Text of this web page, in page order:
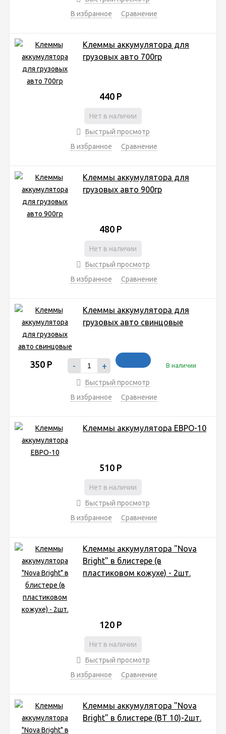
В избранное
Сравнение
Клеммы аккумулятора для
грузовых авто 700гр
440 Р
Нет в наличии
Быстрый просмотр
В избранное
Сравнение
Клеммы аккумулятора для
грузовых авто 900гр
480 Р
Нет в наличии
Быстрый просмотр
В избранное
Сравнение
Клеммы аккумулятора для
грузовых авто свинцовые
350 Р - + В наличии
Быстрый просмотр
В избранное
Сравнение
Клеммы аккумулятора ЕВРО-10
510 Р
Нет в наличии
Быстрый просмотр
В избранное
Сравнение
Клеммы аккумулятора "Nova
Bright" в блистере (в
пластиковом кожухе) - 2шт.
120 Р
Нет в наличии
Быстрый просмотр
В избранное
Сравнение
Клеммы аккумулятора "Nova
Bright" в блистере (ВТ 10)-2шт.